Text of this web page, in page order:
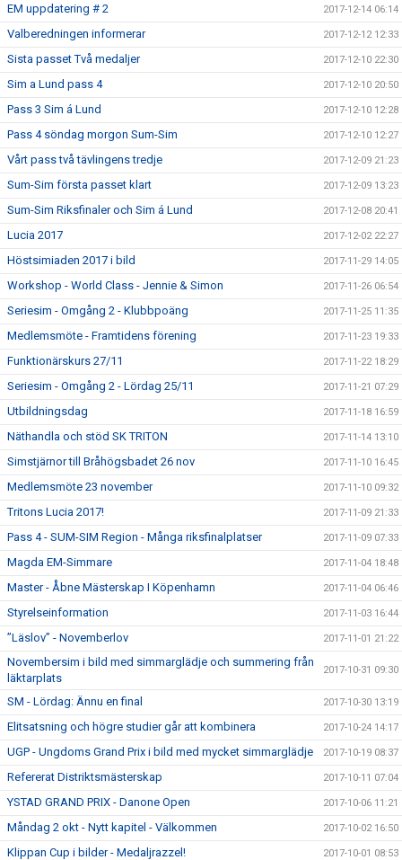
EM uppdatering # 2 2017-12-14 06:14
Valberedningen informerar 2017-12-12 12:33
Sista passet Två medaljer 2017-12-10 22:30
Sim a Lund pass 4 2017-12-10 20:50
Pass 3 Sim á Lund 2017-12-10 12:28
Pass 4 söndag morgon Sum-Sim 2017-12-10 12:27
Vårt pass två tävlingens tredje 2017-12-09 21:23
Sum-Sim första passet klart 2017-12-09 13:23
Sum-Sim Riksfinaler och Sim á Lund 2017-12-08 20:41
Lucia 2017 2017-12-02 22:27
Höstsimiaden 2017 i bild 2017-11-29 14:05
Workshop - World Class - Jennie & Simon 2017-11-26 06:54
Seriesim - Omgång 2 - Klubbpoäng 2017-11-25 11:35
Medlemsmöte - Framtidens förening 2017-11-23 19:33
Funktionärskurs 27/11 2017-11-22 18:29
Seriesim - Omgång 2 - Lördag 25/11 2017-11-21 07:29
Utbildningsdag 2017-11-18 16:59
Näthandla och stöd SK TRITON 2017-11-14 13:10
Simstjärnor till Bråhögsbadet 26 nov 2017-11-10 16:45
Medlemsmöte 23 november 2017-11-10 09:32
Tritons Lucia 2017! 2017-11-09 21:33
Pass 4 - SUM-SIM Region - Många riksfinalplatser 2017-11-09 07:33
Magda EM-Simmare 2017-11-04 18:48
Master - Åbne Mästerskap I Köpenhamn 2017-11-04 06:46
Styrelseinformation 2017-11-03 16:44
”Läslov” - Novemberlov 2017-11-01 21:22
Novembersim i bild med simmarglädje och summering från
läktarplats
2017-10-31 09:30
SM - Lördag: Ännu en final 2017-10-30 13:19
Elitsatsning och högre studier går att kombinera 2017-10-24 14:17
UGP - Ungdoms Grand Prix i bild med mycket simmarglädje 2017-10-19 08:37
Refererat Distriktsmästerskap 2017-10-11 07:04
YSTAD GRAND PRIX - Danone Open 2017-10-06 11:21
Måndag 2 okt - Nytt kapitel - Välkommen 2017-10-02 16:50
Klippan Cup i bilder - Medaljrazzel! 2017-10-01 08:53